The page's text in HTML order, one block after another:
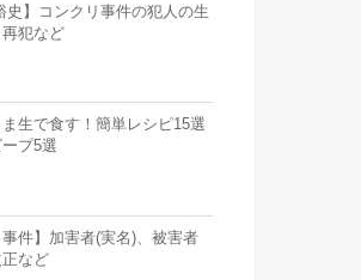
史】コンクリ事件の犯人の生
犯など
生で食す！簡単レシピ15選
プ5選
事件】加害者(実名)、被害者
など